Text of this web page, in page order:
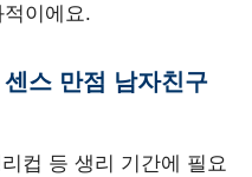
이에요.
스 만점 남자친구
컵 등 생리 기간에 필요